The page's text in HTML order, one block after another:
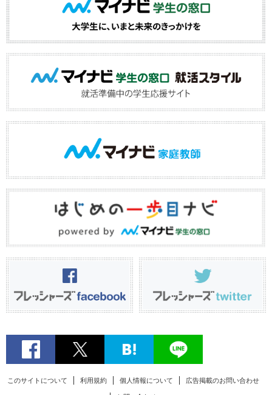
このサイトについて 利用規約 個人情報について 広告掲載のお問い合わせ